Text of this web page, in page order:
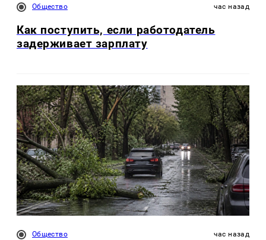
Общество час назад
Как поступить, если работодатель
задерживает зарплату
Общество час назад